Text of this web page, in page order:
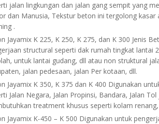
jalan lingkungan dan jalan gang sempit yang
dan Manusia, Tekstur beton ini tergolong kasar
.
Jayamix K 225, K 250, K 275, dan K 300 Jenis
structural seperti dak rumah tingkat lantai
untuk lantai gudang, dll atau non struktural
jalan pedesaan, jalan Per kotaan, dll.
Jayamix K 350, K 375 dan K 400 Digunakan
Jalan Negara, Jalan Propinsi, Bandara, Jalan
treatment khusus seperti kolam
Jayamix K-450 – K 500 Digunakan untuk